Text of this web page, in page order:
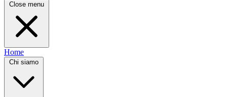
Close menu
Home
Chi siamo